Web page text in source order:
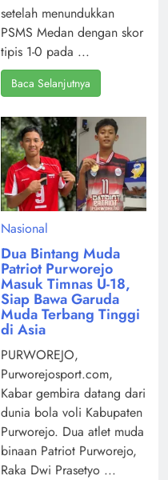
setelah menundukkan
PSMS Medan dengan skor
tipis 1-0 pada ...
Baca Selanjutnya
Nasional
Dua Bintang Muda
Patriot Purworejo
Masuk Timnas U-18,
Siap Bawa Garuda
Muda Terbang Tinggi
di Asia
PURWOREJO,
Purworejosport.com,
Kabar gembira datang dari
dunia bola voli Kabupaten
Purworejo. Dua atlet muda
binaan Patriot Purworejo,
Raka Dwi Prasetyo ...